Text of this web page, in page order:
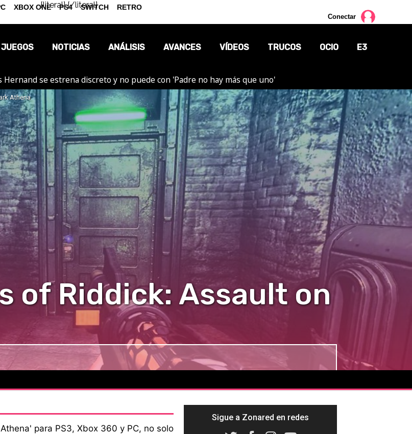
{literal}{/literal}
Conectar
JUEGOS NOTICIAS
OPINIÓN
REPORTAJES
ANÁLISIS AVANCES VÍDEOS TRUCOS OCIO
TV
CÓMICS
MANGA
E3
Hernand se estrena discreto y no puede con 'Padre no hay más que uno'
Athena
of Riddick: Assault on
para PS3, Xbox 360 y PC, no solo
Sigue a Zonared en redes
XBOX ONE PS4 SWITCH RETRO